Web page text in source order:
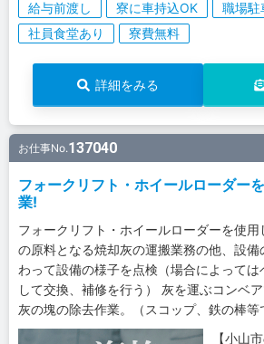
給与前渡し 寮に車持込OK
職場駐
社員食堂あり
寮費無料
詳細をみる
お仕事No.137040
フォークリフト・ホイールローダー
業!
フォークリフト・ホイールローダーを使
の原料となる焼却灰の運搬業務の他、設備
わって設備の様子を点検（場合によって
して交換、補修を行う） 灰を運ぶコンベ
灰の塊の除去作業。（スコップ、鉄の棒等
【小山